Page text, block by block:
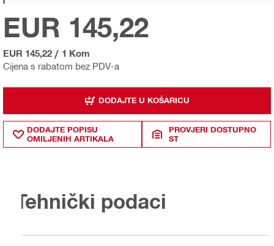
Cijena s rabatom bez PDV-a
EUR 145,22
EUR 145,22 / 1 Kom
DODAJTE U KOŠARICU
DODAJTE POPISU
OMILJENIH ARTIKALA
PROVJERI DOSTUPNO
ST
Tehnički podaci